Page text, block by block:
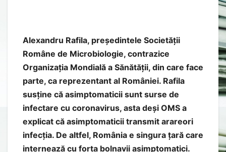
Alexandru Rafila, președintele Societății
Române de Microbiologie, contrazice
Organizația Mondială a Sănătății, din care face
parte, ca reprezentant al României. Rafila
susține că asimptomaticii sunt surse de
infectare cu coronavirus, asta deși OMS a
explicat că asimptomaticii transmit arareori
infecția. De altfel, România e singura țară care
internează cu forța bolnavii asimptomatici.